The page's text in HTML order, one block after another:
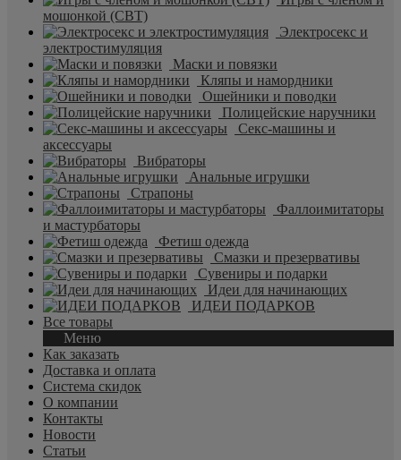
мошонкой (CBT)
Электросекс и
электростимуляция
Маски и повязки
Кляпы и намордники
Ошейники и поводки
Полицейские наручники
Секс-машины и
аксессуары
Вибраторы
Анальные игрушки
Страпоны
Фаллоимитаторы
и мастурбаторы
Фетиш одежда
Смазки и презервативы
Сувениры и подарки
Идеи для начинающих
ИДЕИ ПОДАРКОВ
Все товары
Меню
Как заказать
Доставка и оплата
Система скидок
О компании
Контакты
Новости
Статьи